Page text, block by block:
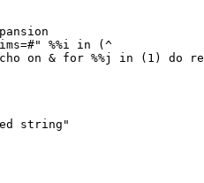
%%i in (^
on & for %%j in (1) do
string"